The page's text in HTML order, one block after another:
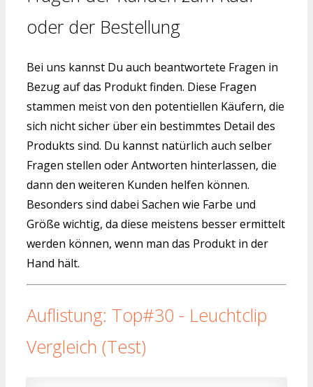
oder der Bestellung
Bei uns kannst Du auch beantwortete Fragen in
Bezug auf das Produkt finden. Diese Fragen
stammen meist von den potentiellen Käufern, die
sich nicht sicher über ein bestimmtes Detail des
Produkts sind. Du kannst natürlich auch selber
Fragen stellen oder Antworten hinterlassen, die
dann den weiteren Kunden helfen können.
Besonders sind dabei Sachen wie Farbe und
Größe wichtig, da diese meistens besser ermittelt
werden können, wenn man das Produkt in der
Hand hält.
Auflistung: Top#30 - Leuchtclip
Vergleich (Test)